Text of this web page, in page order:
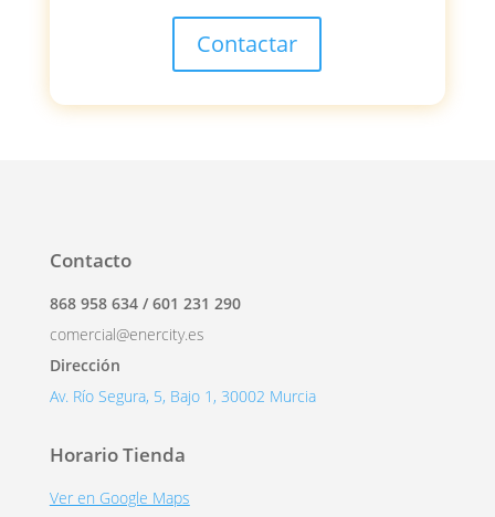
Contactar
Contacto
868 958 634 / 601 231 290
comercial@enercity.es
Dirección
Av. Río Segura, 5, Bajo 1, 30002 Murcia
Horario Tienda
Ver en Google Maps